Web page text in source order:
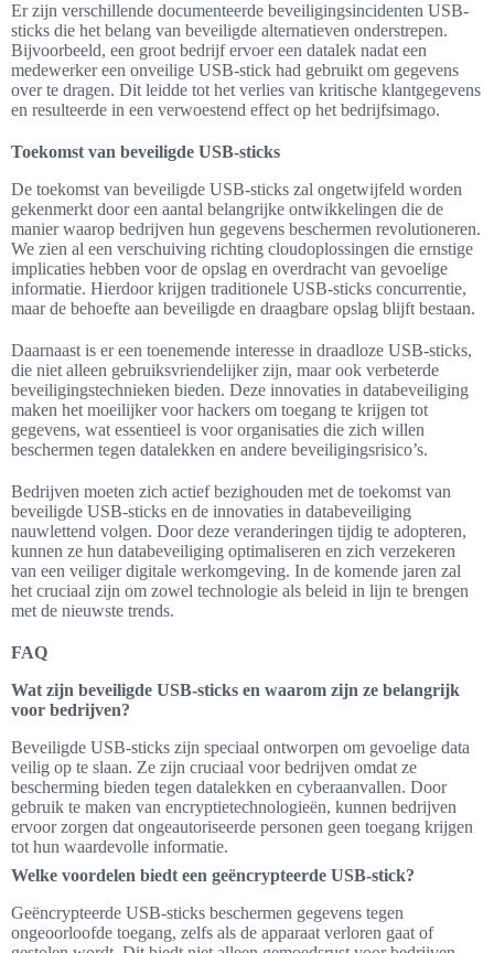
Er zijn verschillende documenteerde beveiligingsincidenten USB-
sticks die het belang van beveiligde alternatieven onderstrepen.
Bijvoorbeeld, een groot bedrijf ervoer een datalek nadat een
medewerker een onveilige USB-stick had gebruikt om gegevens
over te dragen. Dit leidde tot het verlies van kritische klantgegevens
en resulteerde in een verwoestend effect op het bedrijfsimago.
Toekomst van beveiligde USB-sticks
De toekomst van beveiligde USB-sticks zal ongetwijfeld worden
gekenmerkt door een aantal belangrijke ontwikkelingen die de
manier waarop bedrijven hun gegevens beschermen revolutioneren.
We zien al een verschuiving richting cloudoplossingen die ernstige
implicaties hebben voor de opslag en overdracht van gevoelige
informatie. Hierdoor krijgen traditionele USB-sticks concurrentie,
maar de behoefte aan beveiligde en draagbare opslag blijft bestaan.
Daarnaast is er een toenemende interesse in draadloze USB-sticks,
die niet alleen gebruiksvriendelijker zijn, maar ook verbeterde
beveiligingstechnieken bieden. Deze innovaties in databeveiliging
maken het moeilijker voor hackers om toegang te krijgen tot
gegevens, wat essentieel is voor organisaties die zich willen
beschermen tegen datalekken en andere beveiligingsrisico’s.
Bedrijven moeten zich actief bezighouden met de toekomst van
beveiligde USB-sticks en de innovaties in databeveiliging
nauwlettend volgen. Door deze veranderingen tijdig te adopteren,
kunnen ze hun databeveiliging optimaliseren en zich verzekeren
van een veiliger digitale werkomgeving. In de komende jaren zal
het cruciaal zijn om zowel technologie als beleid in lijn te brengen
met de nieuwste trends.
FAQ
Wat zijn beveiligde USB-sticks en waarom zijn ze belangrijk
voor bedrijven?
Beveiligde USB-sticks zijn speciaal ontworpen om gevoelige data
veilig op te slaan. Ze zijn cruciaal voor bedrijven omdat ze
bescherming bieden tegen datalekken en cyberaanvallen. Door
gebruik te maken van encryptietechnologieën, kunnen bedrijven
ervoor zorgen dat ongeautoriseerde personen geen toegang krijgen
tot hun waardevolle informatie.
Welke voordelen biedt een geëncrypteerde USB-stick?
Geëncrypteerde USB-sticks beschermen gegevens tegen
ongeoorloofde toegang, zelfs als de apparaat verloren gaat of